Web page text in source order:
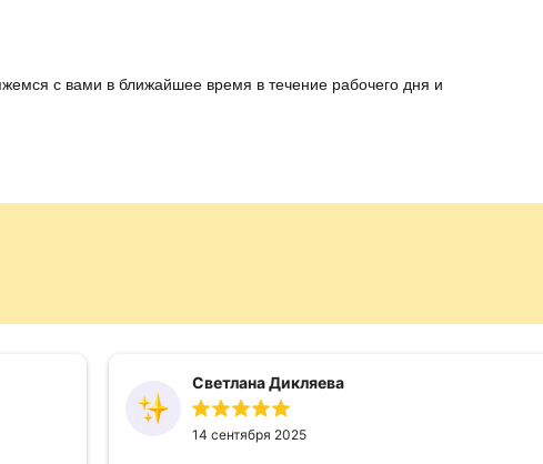
с вами в ближайшее время в течение рабочего дня и
Светлана Дикляева
14 сентября 2025